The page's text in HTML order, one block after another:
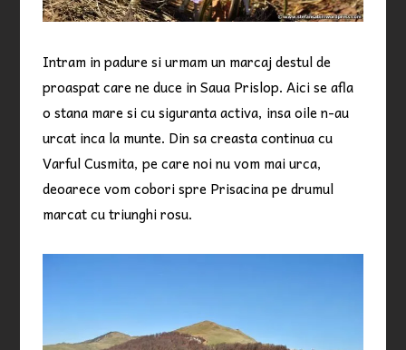
Intram in padure si urmam un marcaj destul de
proaspat care ne duce in Saua Prislop. Aici se afla
o stana mare si cu siguranta activa, insa oile n-au
urcat inca la munte. Din sa creasta continua cu
Varful Cusmita, pe care noi nu vom mai urca,
deoarece vom cobori spre Prisacina pe drumul
marcat cu triunghi rosu.